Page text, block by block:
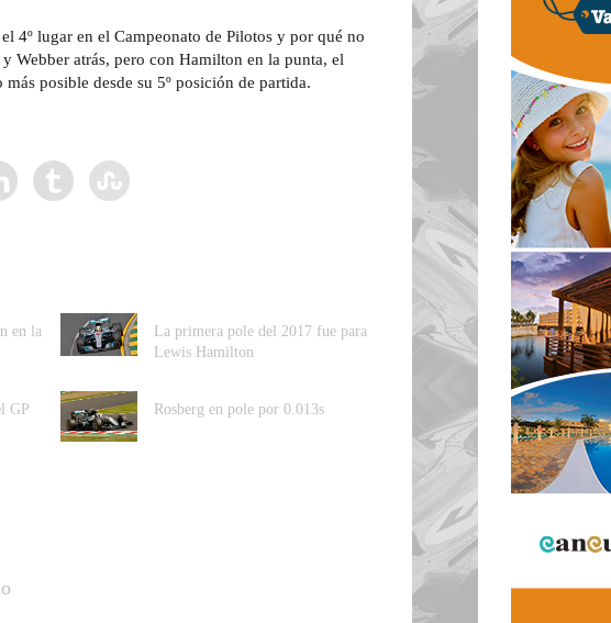
4º lugar en el Campeonato de Pilotos y por qué no
Webber atrás, pero con Hamilton en la punta, el
posible desde su 5º posición de partida.
en la
La primera pole del 2017 fue para
Lewis Hamilton
GP
Rosberg en pole por 0.013s